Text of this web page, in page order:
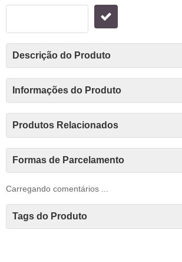
Descrição do Produto
Informações do Produto
Produtos Relacionados
Formas de Parcelamento
Carregando comentários ...
Tags do Produto